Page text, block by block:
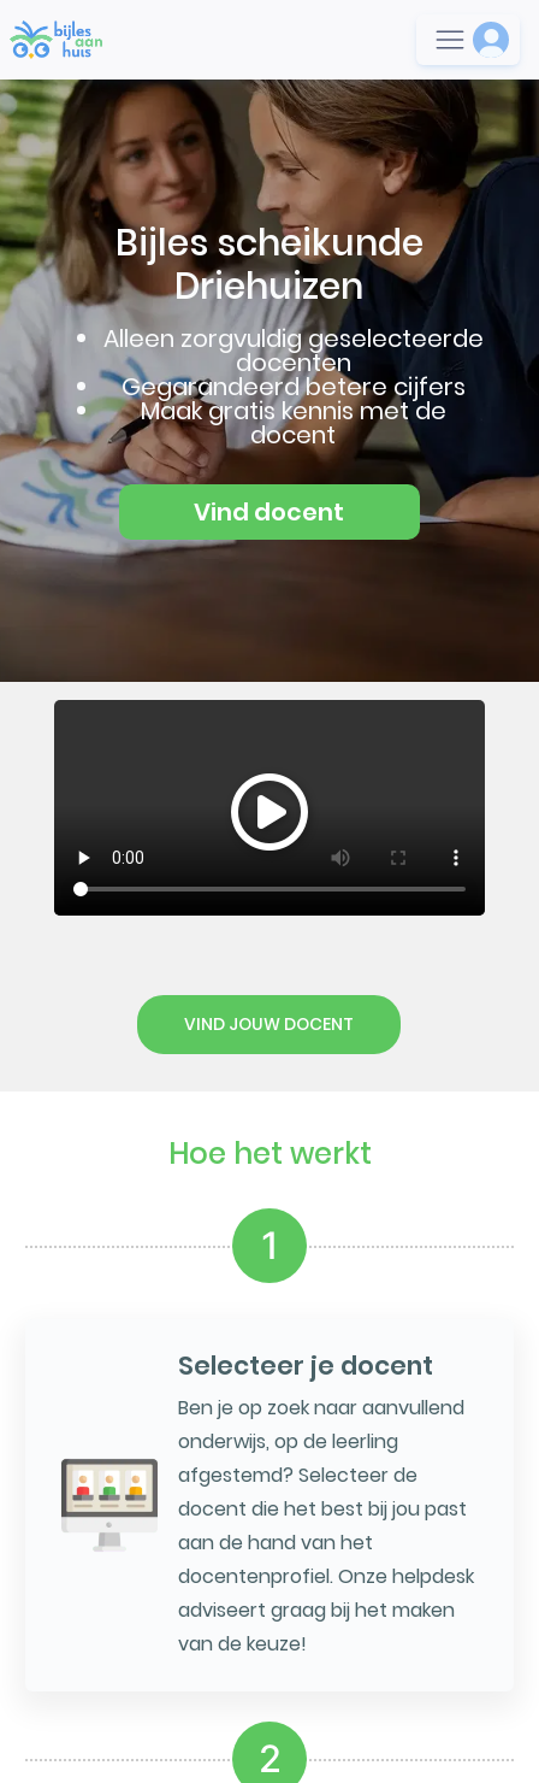
Bijles scheikunde
Driehuizen
Alleen zorgvuldig geselecteerde
docenten
Gegarandeerd betere cijfers
Maak gratis kennis met de
docent
Vind docent
VIND JOUW DOCENT
Hoe het werkt
1
Selecteer je docent
Ben je op zoek naar aanvullend
onderwijs, op de leerling
afgestemd? Selecteer de
docent die het best bij jou past
aan de hand van het
docentenprofiel. Onze helpdesk
adviseert graag bij het maken
van de keuze!
2